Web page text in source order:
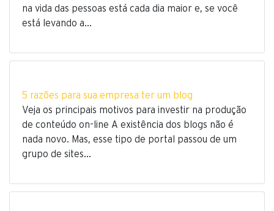
na vida das pessoas está cada dia maior e, se você
está levando a…
5 razões para sua empresa ter um blog
Veja os principais motivos para investir na produção
de conteúdo on-line A existência dos blogs não é
nada novo. Mas, esse tipo de portal passou de um
grupo de sites…